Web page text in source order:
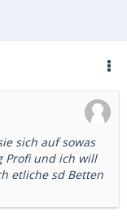
sich auf sowas
Profi und ich will
etliche sd Betten